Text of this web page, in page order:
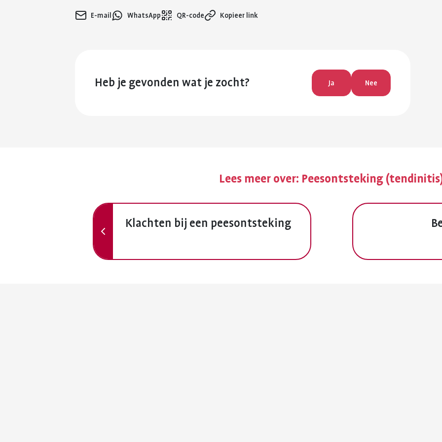
E-mail WhatsApp QR-code Kopieer link
Heb je gevonden wat je zocht? Ja Nee
Lees meer over: Peesontsteking
Vorige
Klachten bij een peesontsteking